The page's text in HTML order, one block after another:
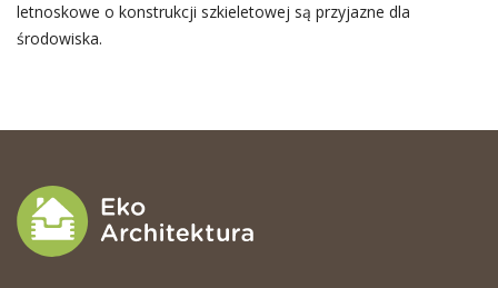
letnoskowe o konstrukcji szkieletowej są przyjazne dla
środowiska.